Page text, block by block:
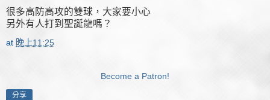
很多高防高攻的雙球，大家要小心
另外有人打到聖誕龍嗎？
at 晚上11:25
Become a Patron!
分享